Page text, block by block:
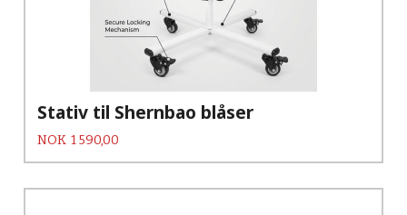
Stativ til Shernbao blåser
Pris
NOK 1 590,00